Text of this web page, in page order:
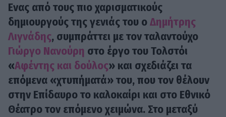
Ενας από τους πιο χαρισµατικούς
δηµιουργούς της γενιάς του οΔημήτρης
Λιγνάδης, συµπράττει µε τον ταλαντούχο
Γιώργο Νανούρη στο έργο του Τολστόι
«Αφέντης και δούλος» και σχεδιάζει τα
επόµενα «χτυπήµατά» του, που τον θέλουν
στην Επίδαυρο το καλοκαίρι και στο Εθνικό
Θέατρο τον επόµενο χειµώνα. Στο μεταξύ